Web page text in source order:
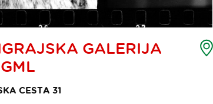
GALERIJA
CESTA 31